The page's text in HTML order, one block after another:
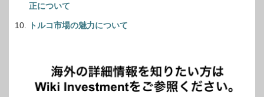
正について
トルコ市場の魅力について